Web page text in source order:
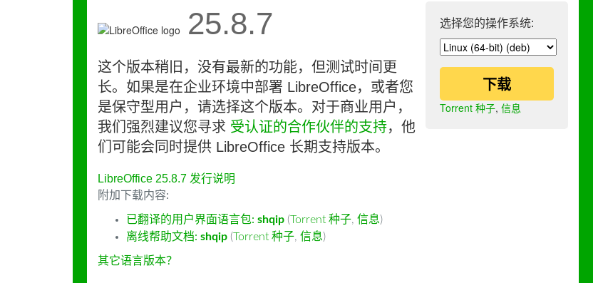
选择您的操作系统:
下载
Torrent 种子, 信息
25.8.7
这个版本稍旧，没有最新的功能，但测试时间更
长。如果是在企业环境中部署 LibreOffice，或者您
是保守型用户，请选择这个版本。对于商业用户，
我们强烈建议您寻求 受认证的合作伙伴的支持，他
们可能会同时提供 LibreOffice 长期支持版本。
LibreOffice 25.8.7 发行说明
附加下载内容:
已翻译的用户界面语言包: shqip (Torrent 种子, 信息)
离线帮助文档: shqip (Torrent 种子, 信息)
其它语言版本？